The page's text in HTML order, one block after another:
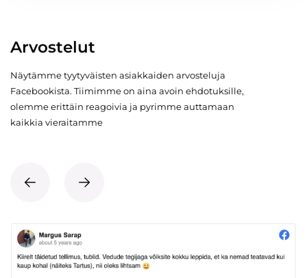
Arvostelut
Näytämme tyytyväisten asiakkaiden arvosteluja
Facebookista. Tiimimme on aina avoin ehdotuksille,
olemme erittäin reagoivia ja pyrimme auttamaan
kaikkia vieraitamme